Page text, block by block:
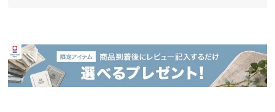
つ
い
て